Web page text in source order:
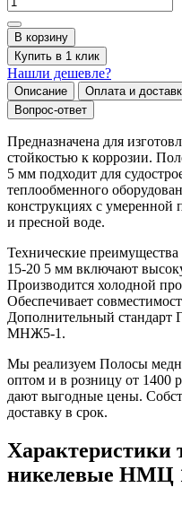
В корзину
Купить в 1 клик
Нашли дешевле?
Описание Оплата и
Вопрос-ответ
Предназначена для
стойкостью к коррозии.
5 мм подходит для
теплообменного
конструкциях с умеренной
и пресной воде.
Технические
15-20 5 мм включают
Производится холодной
Обеспечивает
Дополнительный стандарт
МНЖ5-1.
Мы реализуем Полосы
оптом и в розницу от 1400
дают выгодные цены.
доставку в срок.
Характеристики
никелевые НМЦ